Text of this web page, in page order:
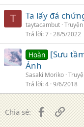
T Ta lấy đá
taytacambut
Trả lời 7 28/5/2022
Hoàn [Sưu
Ảnh
Sasaki Moriko
Trả lời 4 9/6/2018
Chia sẻ: Facebook
Liên